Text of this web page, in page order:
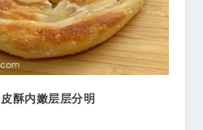
酥内嫩层层分明